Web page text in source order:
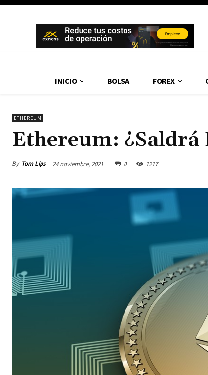
INICIO BOLSA FOREX
ETHEREUM
Ethereum: ¿Saldrá
By Tom Lips 24 noviembre, 2021 0 1217